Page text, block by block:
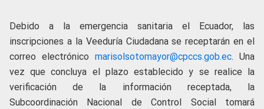
Debido a la emergencia sanitaria el Ecuador, las
inscripciones a la Veeduría Ciudadana se receptarán en el
correo electrónico marisolsotomayor@cpccs.gob.ec. Una
vez que concluya el plazo establecido y se realice la
verificación de la información receptada, la
Subcoordinación Nacional de Control Social tomará